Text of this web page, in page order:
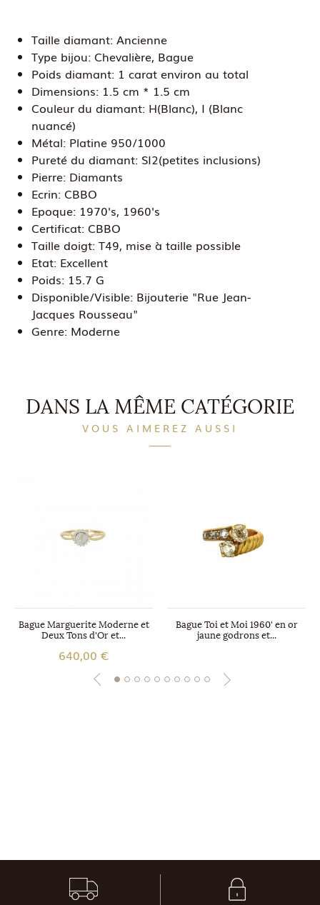
Taille diamant: Ancienne
Type bijou: Chevalière, Bague
Poids diamant: 1 carat environ au total
Dimensions: 1.5 cm * 1.5 cm
Couleur du diamant: H(Blanc), I (Blanc
nuancé)
Métal: Platine 950/1000
Pureté du diamant: SI2(petites inclusions)
Pierre: Diamants
Ecrin: CBBO
Epoque: 1970's, 1960's
Certificat: CBBO
Taille doigt: T49, mise à taille possible
Etat: Excellent
Poids: 15.7 G
Disponible/Visible: Bijouterie "Rue Jean-
Jacques Rousseau"
Genre: Moderne
DANS LA MÊME CATÉGORIE
VOUS AIMEREZ AUSSI
Bague Marguerite Moderne et
Deux Tons d'Or et...
640,00 €
Bague Toi et Moi 1960' en or
jaune godrons et...